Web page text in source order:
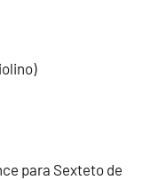
para Sexteto de